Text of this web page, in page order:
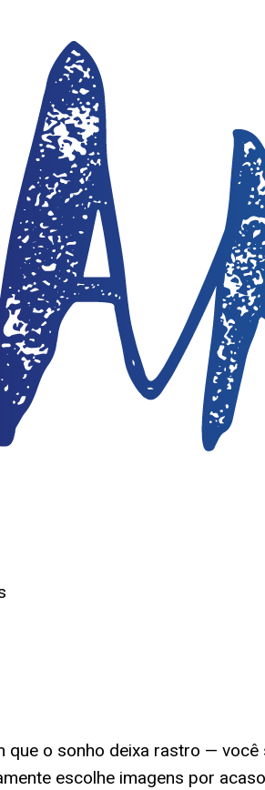
o sonho deixa rastro —
escolhe imagens por